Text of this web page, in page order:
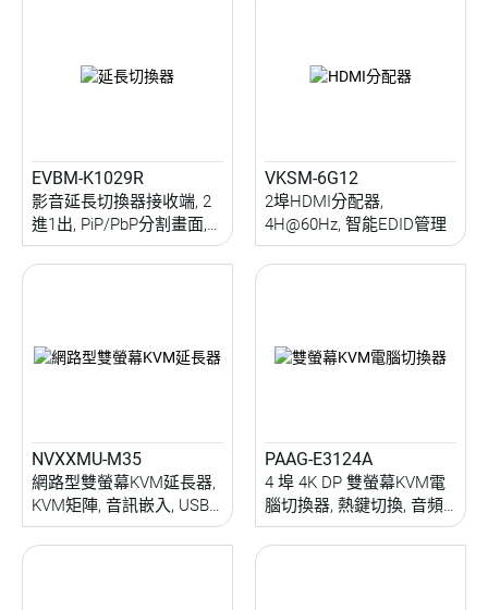
EVBM-K1029R
影音延長切換器接收端, 2
進1出, PiP/PbP分割畫面,
音源融合分離, IR延伸,
IR/RS232/OSD控制, 100M
VKSM-6G12
2埠HDMI分配器,
4H@60Hz, 智能EDID管理
NVXXMU-M35
網路型雙螢幕KVM延長器,
KVM矩陣, 音訊嵌入, USB
2.0, 雙向IR/RS232延伸, 電
視牆設置, EDID, RS232操
PAAG-E3124A
4 埠 4K DP 雙螢幕KVM電
腦切換器, 熱鍵切換, 音頻
切換, 5Gbps USB 3.2周邊
分享